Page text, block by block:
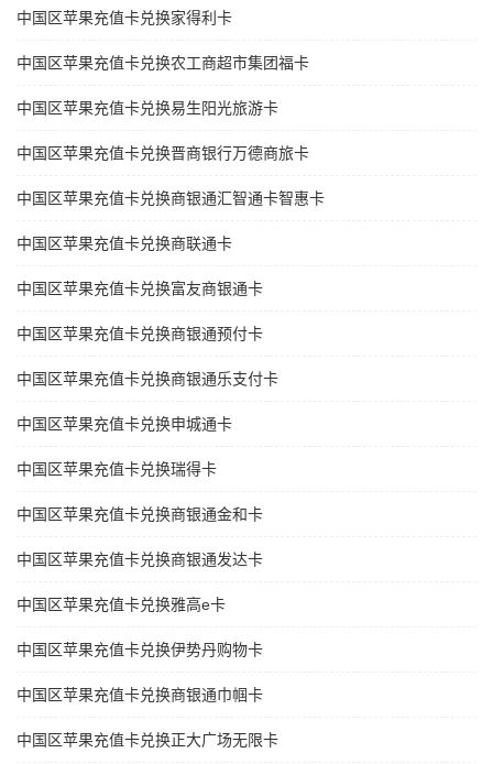
中国区苹果充值卡兑换家得利卡
中国区苹果充值卡兑换农工商超市集团福卡
中国区苹果充值卡兑换易生阳光旅游卡
中国区苹果充值卡兑换晋商银行万德商旅卡
中国区苹果充值卡兑换商银通汇智通卡智惠卡
中国区苹果充值卡兑换商联通卡
中国区苹果充值卡兑换富友商银通卡
中国区苹果充值卡兑换商银通预付卡
中国区苹果充值卡兑换商银通乐支付卡
中国区苹果充值卡兑换申城通卡
中国区苹果充值卡兑换瑞得卡
中国区苹果充值卡兑换商银通金和卡
中国区苹果充值卡兑换商银通发达卡
中国区苹果充值卡兑换雅高e卡
中国区苹果充值卡兑换伊势丹购物卡
中国区苹果充值卡兑换商银通巾帼卡
中国区苹果充值卡兑换正大广场无限卡